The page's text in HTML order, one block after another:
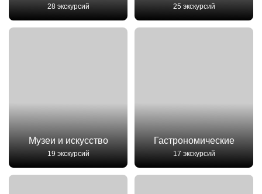
28 экскурсий 25 экскурсий
Музеи и искусство
19 экскурсий
Гастрономические
17 экскурсий